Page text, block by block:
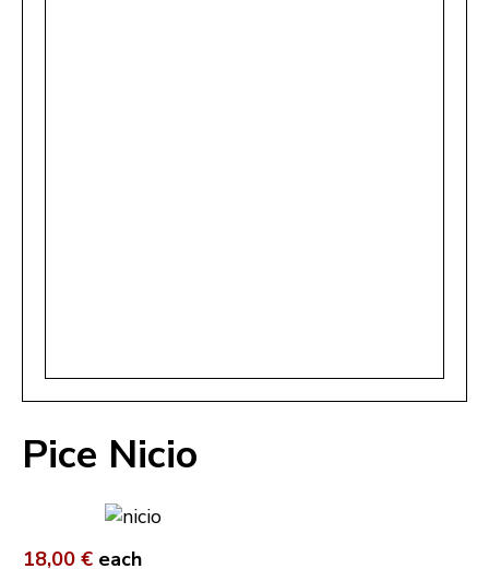
Pice Nicio
18,00 € each